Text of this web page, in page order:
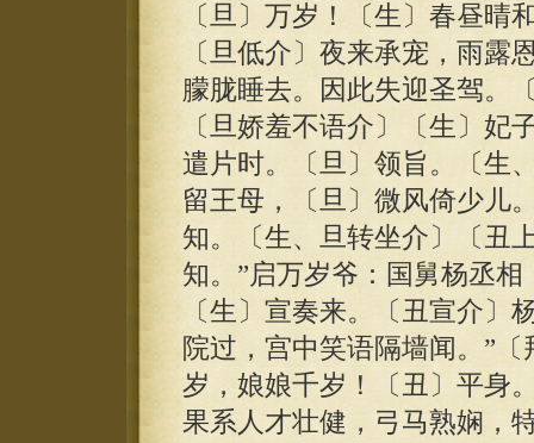
〔旦〕万岁！〔生〕春昼晴
〔旦低介〕夜来承宠，雨露
朦胧睡去。因此失迎圣驾。
〔旦娇羞不语介〕〔生〕妃
遣片时。〔旦〕领旨。〔生
留王母，〔旦〕微风倚少儿
知。〔生、旦转坐介〕〔丑
知。”启万岁爷：国舅杨丞
〔生〕宣奏来。〔丑宣介〕
院过，宫中笑语隔墙闻。”
岁，娘娘千岁！〔丑〕平身
果系人才壮健，弓马熟娴，